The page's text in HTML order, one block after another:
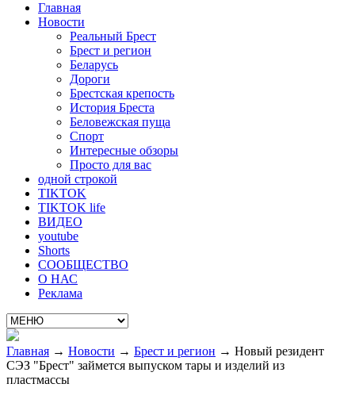
Главная
Новости
Реальный Брест
Брест и регион
Беларусь
Дороги
Брестская крепость
История Бреста
Беловежская пуща
Спорт
Интересные обзоры
Просто для вас
одной строкой
TIKTOK
TIKTOK life
ВИДЕО
youtube
Shorts
СООБЩЕСТВО
О НАС
Реклама
Главная → Новости → Брест и регион → Новый резидент
СЭЗ "Брест" займется выпуском тары и изделий из
пластмассы